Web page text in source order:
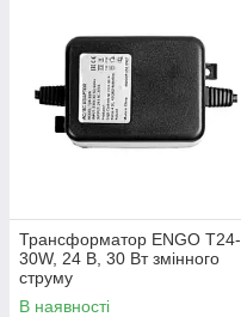
Трансформатор ENGO T24-
30W, 24 В, 30 Вт змінного
струму
В наявності